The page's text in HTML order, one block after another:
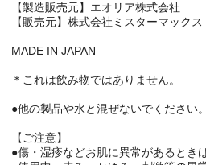
【製造販売元】エオリア株式会社
【販売元】株式会社ミスターマックス
MADE IN JAPAN
＊これは飲み物ではありません。
●他の製品や水と混ぜないでください
【ご注意】
●傷・湿疹などお肌に異常があるとき